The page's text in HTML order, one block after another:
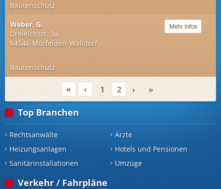
Bautenschutz
Weber, G.
Dreieichstr. 3a
64546 Mörfelden-Walldorf
Bautenschutz
« ‹ 1 2 › »
Top Branchen
Rechtsanwälte Ärzte
Heizungsanlagen
Hotels und Pensionen
Sanitärinstallationen
Umzüge
Verkehr / Fahrpläne